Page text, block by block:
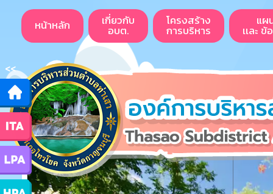
<<
หน้าหลัก เกี่ยวกับ
อบต.
โครงสร้าง
การบริหาร
แผ
เเละ